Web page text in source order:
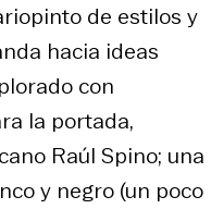
de estilos y
hacia ideas
con
la portada,
Raúl Spino; una
y negro (un poco